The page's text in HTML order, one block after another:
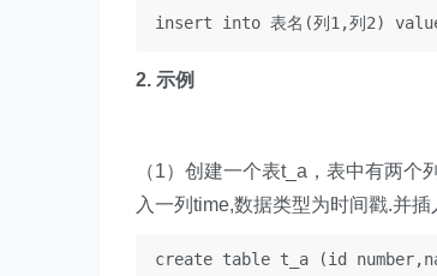
2. 示例
（1）创建一个表t_a，表中有两
入一列time,数据类型为时间戳.并
create table t_a (id